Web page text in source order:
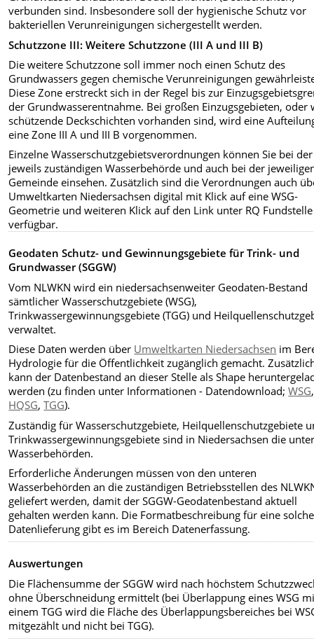
verbunden sind. Insbesondere soll der hygienische Schutz vor
bakteriellen Verunreinigungen sichergestellt werden.
Schutzzone III: Weitere Schutzzone (III A und III B)
Die weitere Schutzzone soll immer noch einen Schutz des
Grundwassers gegen chemische Verunreinigungen
Diese Zone erstreckt sich in der Regel bis zur
der Grundwasserentnahme. Bei großen Einzugsgebieten, oder
schützende Deckschichten vorhanden sind, wird eine
eine Zone III A und III B vorgenommen.
Einzelne Wasserschutzgebietsverordnungen können Sie bei der
jeweils zuständigen Wasserbehörde und auch bei der
Gemeinde einsehen. Zusätzlich sind die Verordnungen auch
Umweltkarten Niedersachsen digital mit Klick auf eine WSG-
Geometrie und weiteren Klick auf den Link unter RQ Fundstelle
verfügbar.
Geodaten Schutz- und Gewinnungsgebiete für Trink- und
Grundwasser (SGGW)
Vom NLWKN wird ein niedersachsenweiter Geodaten-Bestand
sämtlicher Wasserschutzgebiete (WSG),
Trinkwassergewinnungsgebiete (TGG) und
verwaltet.
Diese Daten werden über Umweltkarten Niedersachsen im
Hydrologie für die Öffentlichkeit zugänglich gemacht.
kann der Datenbestand an dieser Stelle als Shape
werden (zu finden unter Informationen - Datendownload;WSG,
HQSG,TGG).
Zuständig für Wasserschutzgebiete, Heilquellenschutzgebiete
Trinkwassergewinnungsgebiete sind in Niedersachsen die
Wasserbehörden.
Erforderliche Änderungen müssen von den unteren
Wasserbehörden an die zuständigen Betriebsstellen des
geliefert werden, damit der SGGW-Geodatenbestand aktuell
gehalten werden kann. Die Formatbeschreibung für eine solche
Datenlieferung gibt es im Bereich Datenerfassung.
Auswertungen
Die Flächensumme der SGGW wird nach höchstem
ohne Überschneidung ermittelt (bei Überlappung eines WSG
einem TGG wird die Fläche des Überlappungsbereiches bei
mitgezählt und nicht bei TGG).